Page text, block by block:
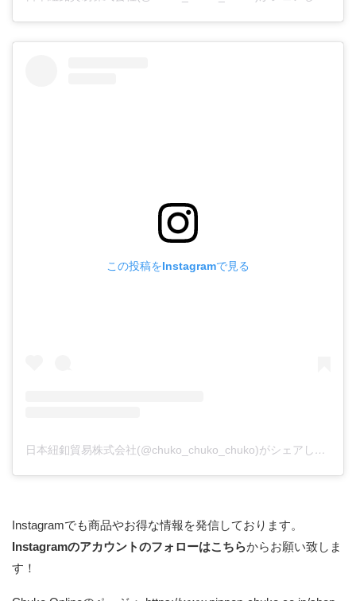
この投稿をInstagramで見る
日本紐釦貿易株式会社(@chuko_chuko_chuko)がシェアした投稿
Instagramでも商品やお得な情報を発信しております。
Instagramのアカウントのフォローはこちらからお願い致しま
す！